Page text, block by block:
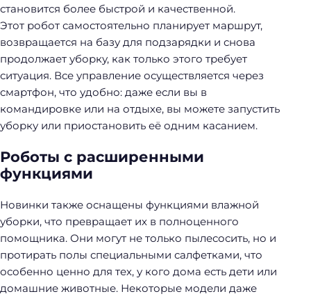
становится более быстрой и качественной.
Этот робот самостоятельно планирует маршрут,
возвращается на базу для подзарядки и снова
продолжает уборку, как только этого требует
ситуация. Все управление осуществляется через
смартфон, что удобно: даже если вы в
командировке или на отдыхе, вы можете запустить
уборку или приостановить её одним касанием.
Роботы с расширенными
функциями
Новинки также оснащены функциями влажной
уборки, что превращает их в полноценного
помощника. Они могут не только пылесосить, но и
протирать полы специальными салфетками, что
особенно ценно для тех, у кого дома есть дети или
домашние животные. Некоторые модели даже